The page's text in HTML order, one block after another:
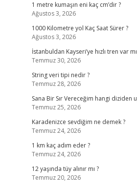
1 metre kumaşın eni kaç cm’dir ?
Ağustos 3, 2026
1000 Kilometre yol Kaç Saat Sürer ?
Ağustos 3, 2026
İstanbuldan Kayseri’ye hızlı tren var
Temmuz 30, 2026
String veri tipi nedir ?
Temmuz 28, 2026
Sana Bir Sır Vereceğim hangi diziden
Temmuz 25, 2026
Karadenizce sevdiğim ne demek ?
Temmuz 24, 2026
1 km kaç adım eder ?
Temmuz 24, 2026
12 yaşında tüy alınır mı ?
Temmuz 20, 2026